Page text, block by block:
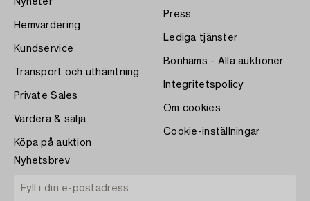
Nyheter
Hemvärdering
Kundservice
Transport och uthämtning
Private Sales
Värdera & sälja
Köpa på auktion
Press
Lediga tjänster
Bonhams - Alla auktioner
Integritetspolicy
Om cookies
Cookie-inställningar
Nyhetsbrev